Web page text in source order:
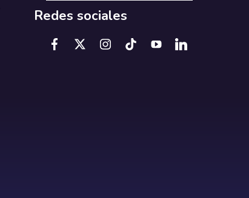
Redes sociales